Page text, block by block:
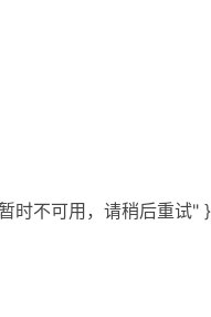
时不可用，请稍后重试"